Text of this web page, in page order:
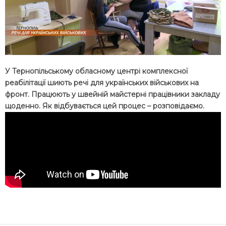
У Тернопільському обласному центрі комплексної
реабілітації шиють речі для українських військових на
фронт. Працюють у швейній майстерні працівники закладу
щоденно. Як відбувається цей процес – розповідаємо.